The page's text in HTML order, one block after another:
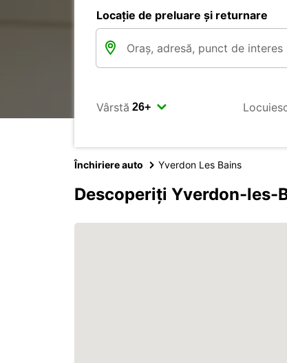
Locație de preluare și returnare
Vârstă
Închiriere auto Yverdon Les Bains
Descoperiți Yverdon-les-